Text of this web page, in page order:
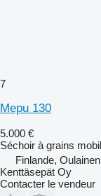
7
Mepu 130
5.000 €
Séchoir à grains
Finlande, Oulainen
Kenttäsepät Oy
Contacter le vendeur